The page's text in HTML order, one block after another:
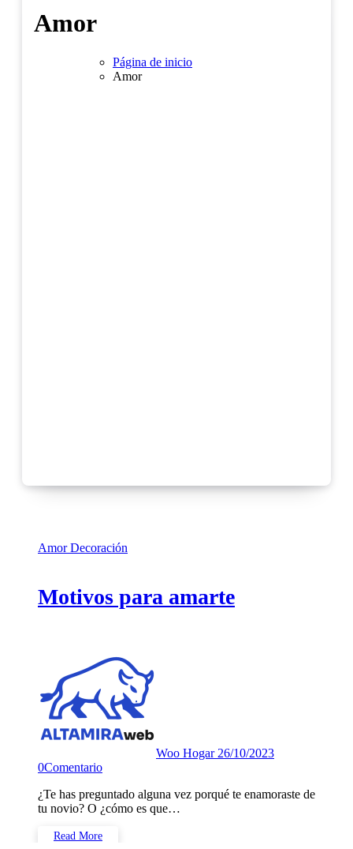
Amor
Página de inicio
Amor
AmorDecoración
Motivos para amarte
Woo Hogar 26/10/2023
0Comentario
¿Te has preguntado alguna vez porqué te enamoraste de
tu novio? O ¿cómo es que…
Read More